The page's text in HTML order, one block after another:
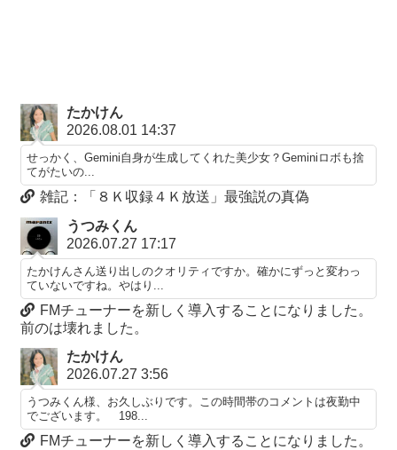
たかけん
2026.08.01 14:37
せっかく、Gemini自身が生成してくれた美少女？Geminiロボも捨
てがたいの...
雑記：「８Ｋ収録４Ｋ放送」最強説の真偽
うつみくん
2026.07.27 17:17
たかけんさん送り出しのクオリティですか。確かにずっと変わっ
ていないですね。やはり...
FMチューナーを新しく導入することになりました。
前のは壊れました。
たかけん
2026.07.27 3:56
うつみくん様、お久しぶりです。この時間帯のコメントは夜勤中
でございます。 198...
FMチューナーを新しく導入することになりました。